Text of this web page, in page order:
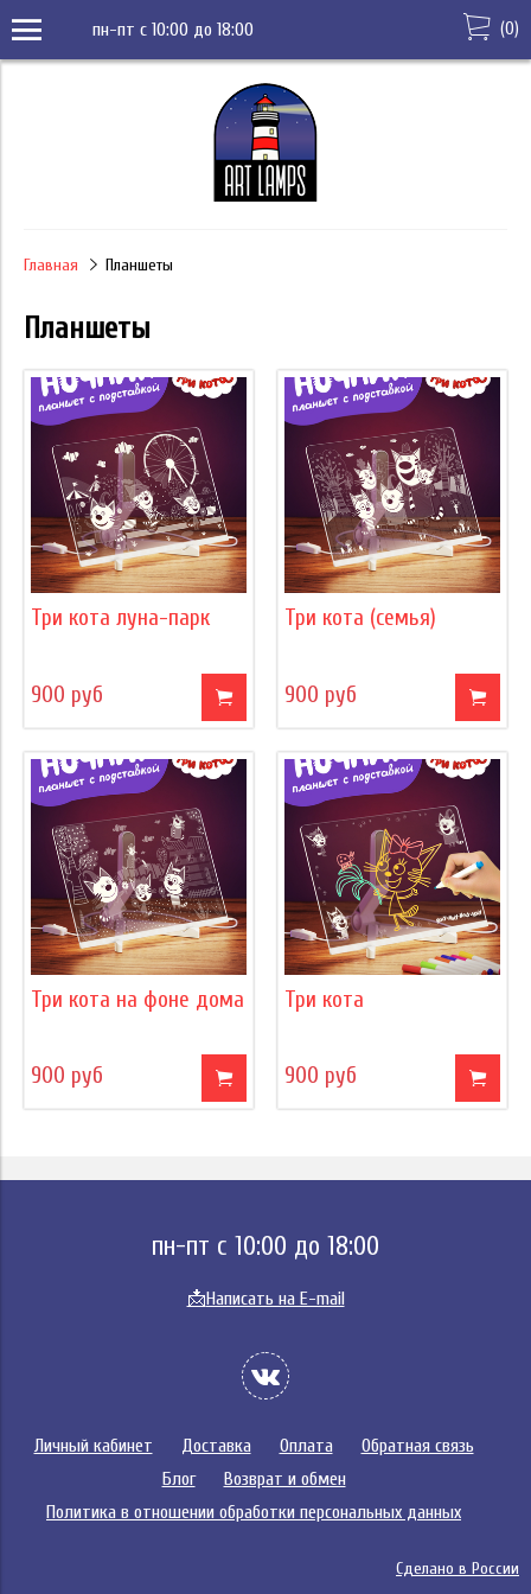
пн-пт с 10:00 до 18:00 (0)
Главная Планшеты
Планшеты
Три кота луна-парк
900 руб
Три кота (семья)
900 руб
Три кота на фоне дома
900 руб
Три кота
900 руб
пн-пт с 10:00 до 18:00
📩Написать на E-mail
Личный кабинет Доставка Оплата
Обратная связь
Блог
Возврат и обмен
Политика в отношении обработки персональных данных
Сделано в России